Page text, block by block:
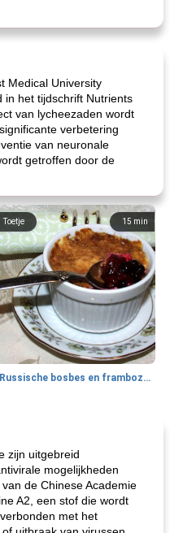
Medical University
in het tijdschrift Nutrients
van lycheezaden wordt
verbetering
van neuronale
getroffen door de
15 min
Toetje
Russische bosbes en frambozenpudding
zijn uitgebreid
mogelijkheden
de Chinese Academie
A2, een stof die wordt
met het